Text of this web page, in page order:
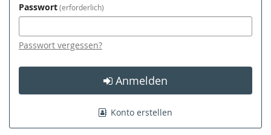
Passwort erforderlich
Passwort vergessen?
Anmelden
Konto erstellen